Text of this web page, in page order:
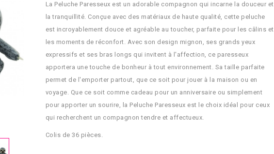
La Peluche Paresseux est un adorable compagnon qui incarne la douceur et
la tranquillité. Conçue avec des matériaux de haute qualité, cette peluche
est incroyablement douce et agréable au toucher, parfaite pour les câlins et
les moments de réconfort. Avec son design mignon, ses grands yeux
expressifs et ses bras longs qui invitent à l'affection, ce paresseux
apportera une touche de bonheur à tout environnement. Sa taille parfaite
permet de l'emporter partout, que ce soit pour jouer à la maison ou en
voyage. Que ce soit comme cadeau pour un anniversaire ou simplement
pour apporter un sourire, la Peluche Paresseux est le choix idéal pour ceux
qui recherchent un compagnon tendre et affectueux.
Colis de 36 pièces.